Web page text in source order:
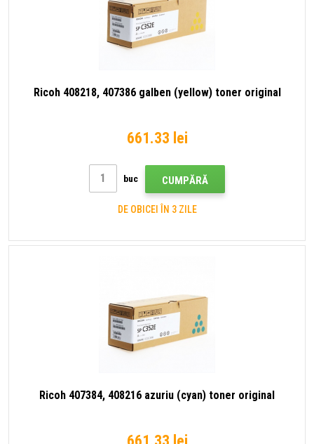
Ricoh 408218, 407386 galben (yellow) toner original
661.33 lei
buc CUMPĂRĂ
DE OBICEI ÎN 3 ZILE
Ricoh 407384, 408216 azuriu (cyan) toner original